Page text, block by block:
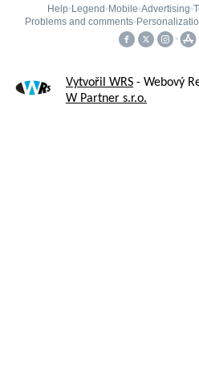
Vytvořil WRS - Webový
W Partner s.r.o.